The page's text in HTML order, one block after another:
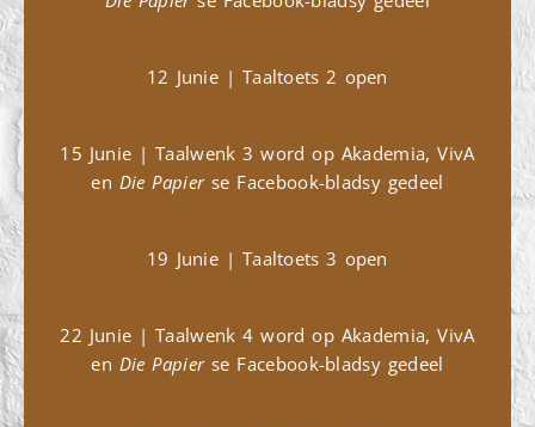
12 Junie | Taaltoets 2 open
15 Junie | Taalwenk 3 word op Akademia, VivA
en Die Papierse Facebook-bladsy gedeel
19 Junie | Taaltoets 3 open
22 Junie | Taalwenk 4 word op Akademia, VivA
en Die Papierse Facebook-bladsy gedeel